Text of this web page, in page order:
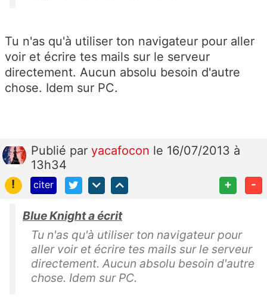
Tu n'as qu'à utiliser ton navigateur pour aller
voir et écrire tes mails sur le serveur
directement. Aucun absolu besoin d'autre
chose. Idem sur PC.
Publié par yacafocon le 16/07/2013 à
13h34
!
citer + -
Blue Knight a écrit
Tu n'as qu'à utiliser ton navigateur pour
aller voir et écrire tes mails sur le serveur
directement. Aucun absolu besoin d'autre
chose. Idem sur PC.